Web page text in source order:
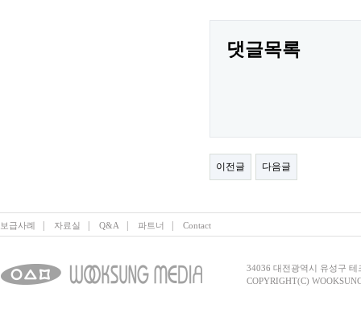
댓글목록
이전글 다음글
보급사례 자료실 Q&A 파트너 Contact
34036 대전광역시 유성구
COPYRIGHT(C)